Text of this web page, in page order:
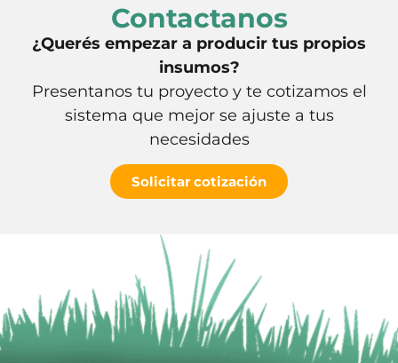
Contactanos
¿Querés empezar a producir tus propios
insumos?
Presentanos tu proyecto y te cotizamos el
sistema que mejor se ajuste a tus
necesidades
Solicitar cotización